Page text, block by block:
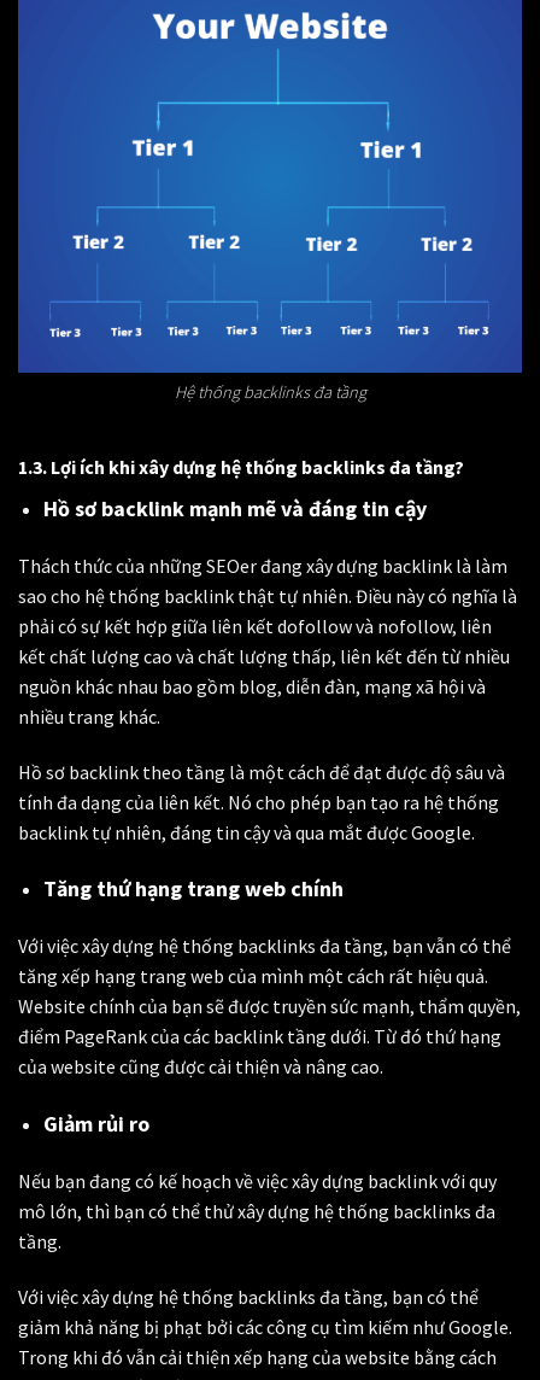
Hệ thống backlinks đa tầng
1.3. Lợi ích khi xây dựng hệ thống backlinks đa tầng?
Hồ sơ backlink mạnh mẽ và đáng tin cậy
Thách thức của những SEOer đang xây dựng backlink là làm
sao cho hệ thống backlink thật tự nhiên. Điều này có nghĩa là
phải có sự kết hợp giữa liên kết dofollow và nofollow, liên
kết chất lượng cao và chất lượng thấp, liên kết đến từ nhiều
nguồn khác nhau bao gồm blog, diễn đàn, mạng xã hội và
nhiều trang khác.
Hồ sơ backlink theo tầng là một cách để đạt được độ sâu và
tính đa dạng của liên kết. Nó cho phép bạn tạo ra hệ thống
backlink tự nhiên, đáng tin cậy và qua mắt được Google.
Tăng thứ hạng trang web chính
Với việc xây dựng hệ thống backlinks đa tầng, bạn vẫn có thể
tăng xếp hạng trang web của mình một cách rất hiệu quả.
Website chính của bạn sẽ được truyền sức mạnh, thẩm quyền,
điểm PageRank của các backlink tầng dưới. Từ đó thứ hạng
của website cũng được cải thiện và nâng cao.
Giảm rủi ro
Nếu bạn đang có kế hoạch về việc xây dựng backlink với quy
mô lớn, thì bạn có thể thử xây dựng hệ thống backlinks đa
tầng.
Với việc xây dựng hệ thống backlinks đa tầng, bạn có thể
giảm khả năng bị phạt bởi các công cụ tìm kiếm như Google.
Trong khi đó vẫn cải thiện xếp hạng của website bằng cách